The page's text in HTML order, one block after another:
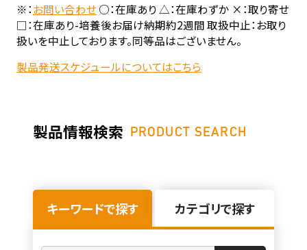
※：お問い合わせ○：在庫あり △：在庫わずか ×：取り寄せ
□：在庫あり-培養後お届け納期約2週間 取扱中止：お取り
扱いを中止しております。同等品はございません。
製品発送スケジュールについてはこちら
製品情報検索 PRODUCT SEARCH
キーワードで探す カテゴリで探す